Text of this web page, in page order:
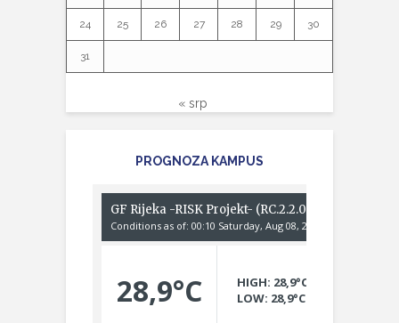
24 25 26 27 28 29 30
31
« srp
PROGNOZA KAMPUS